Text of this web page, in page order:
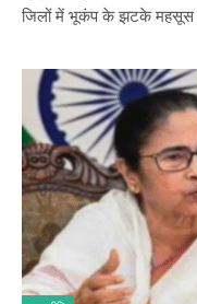
जिलों में भूकंप के झटके महसूस